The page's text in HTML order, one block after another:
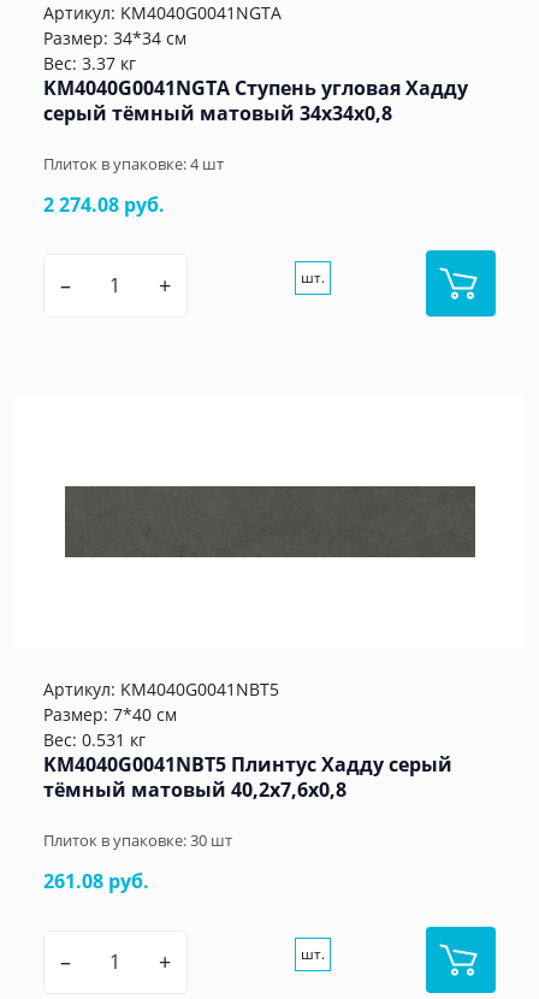
Артикул: KM4040G0041NGTA
Размер: 34*34 см
Вес: 3.37 кг
KM4040G0041NGTA Ступень угловая Хадду
серый тёмный матовый 34x34x0,8
Плиток в упаковке:4шт
2 274.08 руб.
– + шт.
Артикул: KM4040G0041NBT5
Размер: 7*40 см
Вес: 0.531 кг
KM4040G0041NBT5 Плинтус Хадду серый
тёмный матовый 40,2x7,6x0,8
Плиток в упаковке:30 шт
261.08 руб.
– + шт.